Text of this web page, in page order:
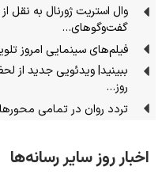
وال استریت ژورنال به نقل
گفت‌وگوهای…
فیلم‌های سینمایی امروز
روز…
تردد روان در تمامی